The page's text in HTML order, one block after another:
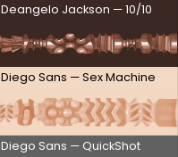
Deangelo Jackson — 10/10
Diego Sans — Sex Machine
Diego Sans — QuickShot